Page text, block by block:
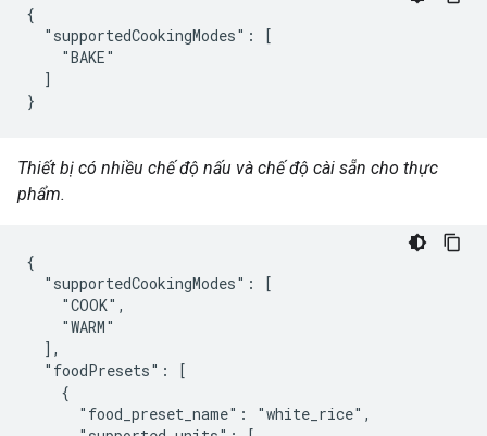
{
  "supportedCookingModes": [
    "BAKE"
  ]
}
Thiết bị có nhiều chế độ nấu và chế độ cài sẵn cho thực
phẩm.
{
  "supportedCookingModes": [
    "COOK",
    "WARM"
  ],
  "foodPresets": [
    {
      "food_preset_name": "white_rice",